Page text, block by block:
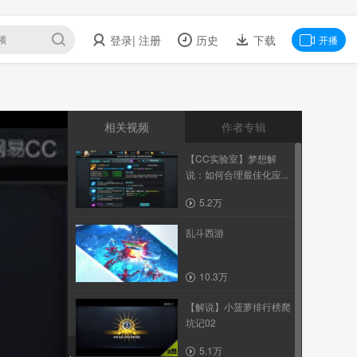
登录| 注册 历史 下载 开播
相关视频 作者专辑
【CC实验室】梦想解
说：如何合理最佳化应...
5.2万
乱斗西游
10.3万
【解说】小菠萝排行榜爬
坑记02
5.1万